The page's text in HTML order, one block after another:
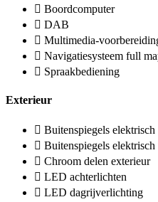
Boordcomputer
DAB
Multimedia-
Navigatiesysteem full
Spraakbediening
Exterieur
Buitenspiegels
Buitenspiegels
Chroom delen exterieur
LED achterlichten
LED dagrijverlichting